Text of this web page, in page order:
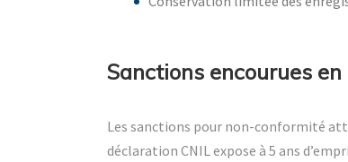
Sanctions encourues
Les sanctions pour non-conformité
déclaration CNIL expose à 5 ans